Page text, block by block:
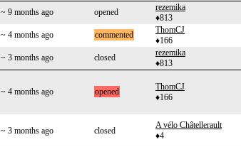
~ 9 months ago opened
rezemika
♦813
~ 4 months ago commented
ThomCJ
♦166
~ 3 months ago closed
rezemika
♦813
~ 4 months ago opened
ThomCJ
♦166
~ 3 months ago closed
A vélo Châtellerault
♦4